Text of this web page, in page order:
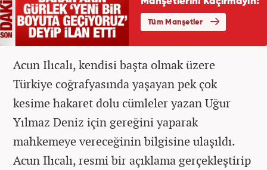
Acun Ilıcalı, kendisi başta olmak üzere
Türkiye coğrafyasında yaşayan pek çok
kesime hakaret dolu cümleler yazan Uğur
Yılmaz Deniz için gereğini yaparak
mahkemeye vereceğinin bilgisine ulaşıldı.
Acun Ilıcalı, resmi bir açıklama gerçekleştirip